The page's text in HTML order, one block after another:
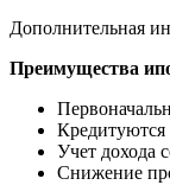
Дополнительная
Преимущества
Учет дохода
Снижение